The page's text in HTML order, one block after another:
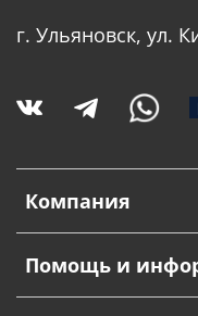
Компания
Помощь и
г. Ульяновск, ул.